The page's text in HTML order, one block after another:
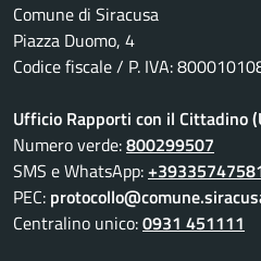
Comune di Siracusa
Piazza Duomo, 4
Codice fiscale / P. IVA:
Ufficio Rapporti con il Cittadino
Numero verde:800299507
SMS e WhatsApp:
PEC:
Centralino unico:0931 451111